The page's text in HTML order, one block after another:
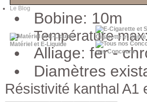
Le Blog
Matériel et E-Liquide
Cigarette et Santé
nos Concours
Bobine: 10m
Température
Alliage: fer -
Diamètres
Résistivité kanthal A1